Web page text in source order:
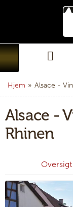
Hjem » Alsace -
Alsace -
Rhinen
Oversigt